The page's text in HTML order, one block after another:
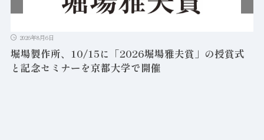
2026年8月6日
堀場製作所、10/15に「2026堀場雅夫賞」の授賞式
と記念セミナーを京都大学で開催